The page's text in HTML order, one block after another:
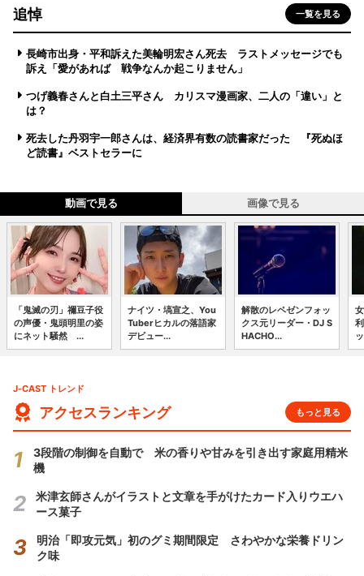
追悼 一覧を見る
長崎市出身・平和訴えた美輪明宏さん死去 ラストメッセージでも
訴え「愛があれば 戦争なんか起こりません」
つげ義春さんと白土三平さん カリスマ漫画家、二人の「違い」と
は？
死去した丹羽宇一郎さんは、経済界有数の読書家だった 『死ぬほ
ど読書』ベストセラーに
動画で見る 画像で見る
「鬼滅の刃」禰豆子役
の声優・鬼頭明里の姿
にネット騒然 ...
ナイツ・塙宣之、You
Tuberヒカルの落語家
デビュー...
解散のレペゼンフォッ
クス元リーダー・DJ S
HACHO...
J-CAST トレンド
アクセスランキング もっと見る
3段階の制御を自動で 米の香りや甘みを引き出す家庭用精米
機
米津玄師さんがイラストと文章を手がけたカード入りウエハ
ース菓子
明治「即攻元気」初のグミ期間限定 さわやかな栄養ドリン
ク味